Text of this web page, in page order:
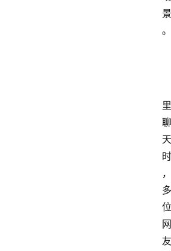
景
。
里
聊
天
时
，
多
位
网
友